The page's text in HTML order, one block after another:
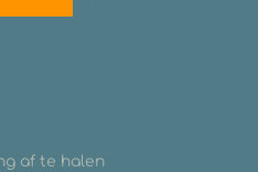
af te halen